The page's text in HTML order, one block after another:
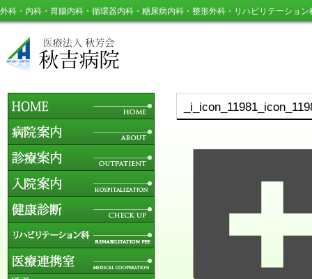
外科・内科・胃腸内科・循環器内科・糖尿病内科・整形外科・リハビリテーション